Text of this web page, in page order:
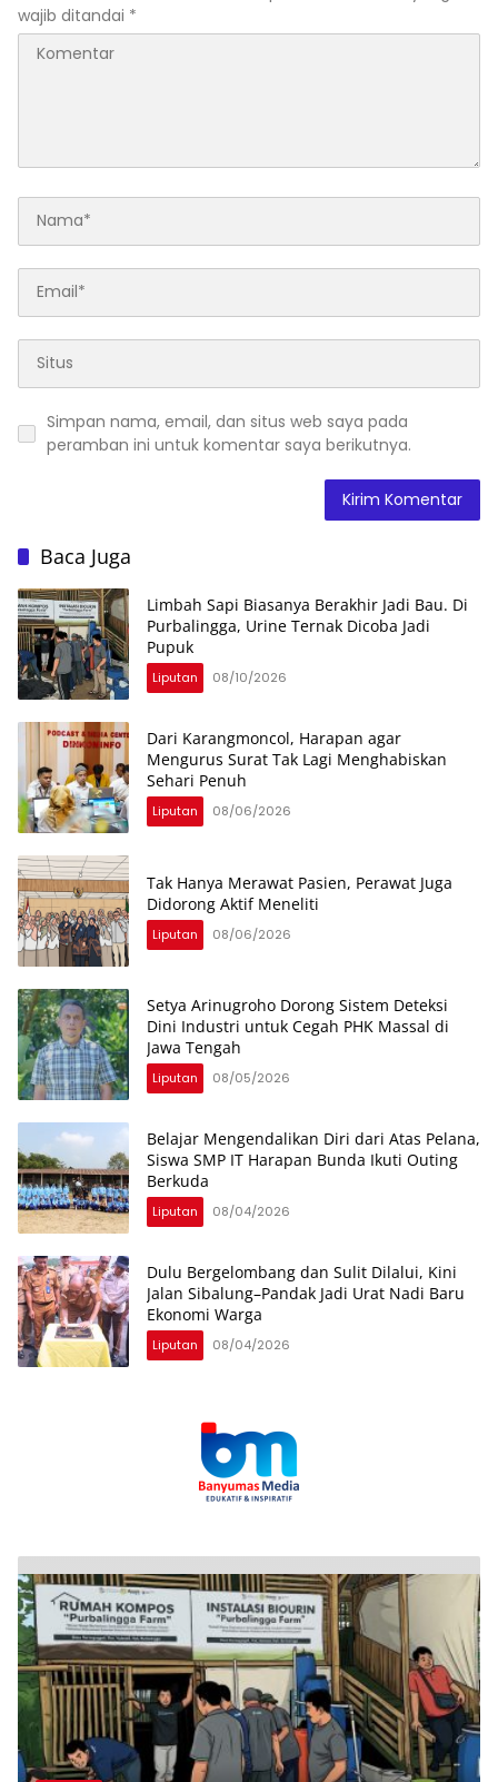
wajib ditandai *
Simpan nama, email, dan situs web saya pada
peramban ini untuk komentar saya berikutnya.
Baca Juga
Limbah Sapi Biasanya Berakhir Jadi Bau. Di
Purbalingga, Urine Ternak Dicoba Jadi
Pupuk
Liputan 08/10/2026
Dari Karangmoncol, Harapan agar
Mengurus Surat Tak Lagi Menghabiskan
Sehari Penuh
Liputan 08/06/2026
Tak Hanya Merawat Pasien, Perawat Juga
Didorong Aktif Meneliti
Liputan 08/06/2026
Setya Arinugroho Dorong Sistem Deteksi
Dini Industri untuk Cegah PHK Massal di
Jawa Tengah
Liputan 08/05/2026
Belajar Mengendalikan Diri dari Atas Pelana,
Siswa SMP IT Harapan Bunda Ikuti Outing
Berkuda
Liputan 08/04/2026
Dulu Bergelombang dan Sulit Dilalui, Kini
Jalan Sibalung–Pandak Jadi Urat Nadi Baru
Ekonomi Warga
Liputan 08/04/2026